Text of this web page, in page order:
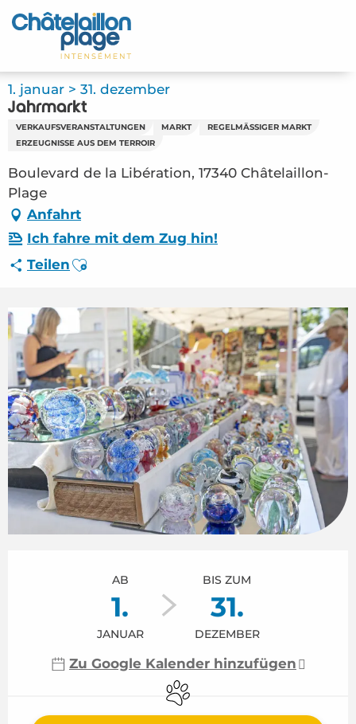
Aller
au
principal
Startseite - DE
Entdecken Sie
Aktivitäten
Treffpunkt
Ihr Aufenthalt - DE
FMA – Jahrmarkt (Châtelaillon-Plage)
1. januar > 31. dezember
Jahrmarkt
VERKAUFSVERANSTALTUNGEN MARKT
REGELMÄSSIGER MARKT
ERZEUGNISSE AUS DEM TERROIR
Boulevard de la Libération, 17340 Châtelaillon-
Plage
Anfahrt
Ich fahre mit dem Zug hin!
Teilen Ajouter aux favoris
AB
1.
JANUAR
BIS ZUM
31.
DEZEMBER
Zu Google Kalender hinzufügen
Tiere erlaubt